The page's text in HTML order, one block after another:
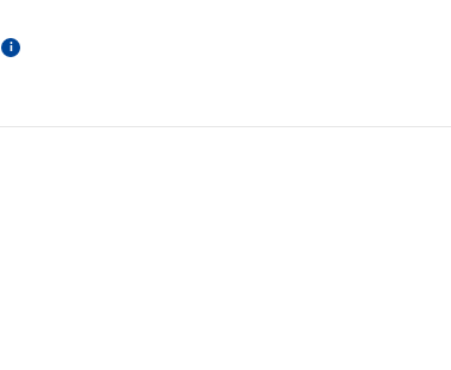
Meer informatie
i